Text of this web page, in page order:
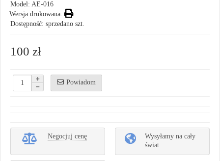
Model: AE-016
Wersja drukowana:
Dostępność: sprzedano szt.
100 zł
Powiadom
Negocjuj cenę
Wysyłamy na cały
świat